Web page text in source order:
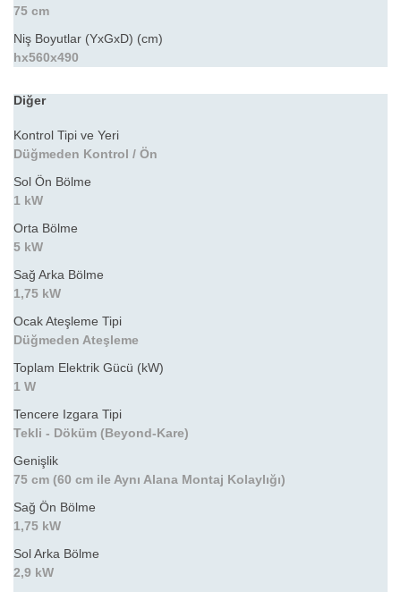
75 cm
Niş Boyutlar (YxGxD) (cm)
hx560x490
Diğer
Kontrol Tipi ve Yeri
Düğmeden Kontrol / Ön
Sol Ön Bölme
1 kW
Orta Bölme
5 kW
Sağ Arka Bölme
1,75 kW
Ocak Ateşleme Tipi
Düğmeden Ateşleme
Toplam Elektrik Gücü (kW)
1 W
Tencere Izgara Tipi
Tekli - Döküm (Beyond-Kare)
Genişlik
75 cm (60 cm ile Aynı Alana Montaj Kolaylığı)
Sağ Ön Bölme
1,75 kW
Sol Arka Bölme
2,9 kW